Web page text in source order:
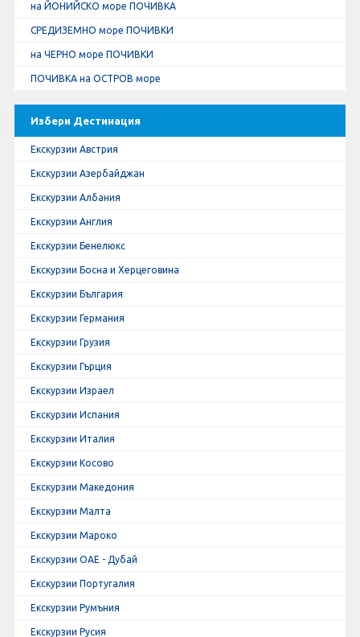
на ЙОНИЙСКО море ПОЧИВКА
СРЕДИЗЕМНО море ПОЧИВКИ
на ЧЕРНО море ПОЧИВКИ
ПОЧИВКА на ОСТРОВ море
Избери Дестинация
Екскурзии Австрия
Екскурзии Азербайджан
Екскурзии Албания
Екскурзии Англия
Екскурзии Бенелюкс
Екскурзии Босна и Херцеговина
Екскурзии България
Екскурзии Германия
Екскурзии Грузия
Екскурзии Гърция
Екскурзии Израел
Екскурзии Испания
Екскурзии Италия
Екскурзии Косово
Екскурзии Македония
Екскурзии Малта
Екскурзии Мароко
Екскурзии ОАЕ - Дубай
Екскурзии Португалия
Екскурзии Румъния
Екскурзии Русия